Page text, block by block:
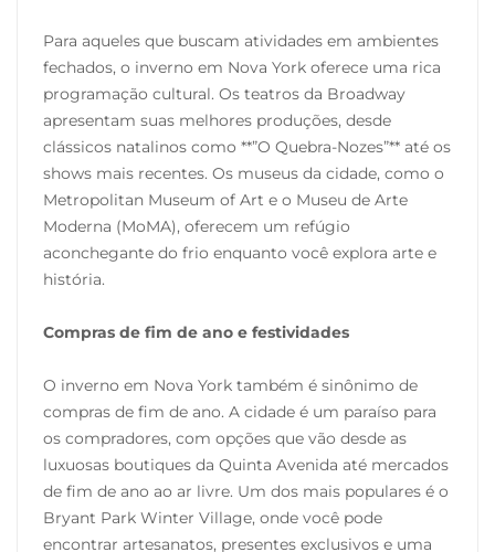
Para aqueles que buscam atividades em ambientes
fechados, o inverno em Nova York oferece uma rica
programação cultural. Os teatros da Broadway
apresentam suas melhores produções, desde
clássicos natalinos como **”O Quebra-Nozes”** até os
shows mais recentes. Os museus da cidade, como o
Metropolitan Museum of Art e o Museu de Arte
Moderna (MoMA), oferecem um refúgio
aconchegante do frio enquanto você explora arte e
história.
Compras de fim de ano e festividades
O inverno em Nova York também é sinônimo de
compras de fim de ano. A cidade é um paraíso para
os compradores, com opções que vão desde as
luxuosas boutiques da Quinta Avenida até mercados
de fim de ano ao ar livre. Um dos mais populares é o
Bryant Park Winter Village, onde você pode
encontrar artesanatos, presentes exclusivos e uma